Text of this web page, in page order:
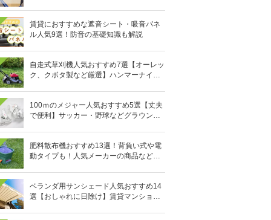
賃貸におすすめな遮音シート・吸音パネ
ル人気9選！防音の基礎知識も解説
自走式草刈機人気おすすめ7選【オーレッ
ク、クボタ製など厳選】ハンマーナイフ
100ｍのメジャー人気おすすめ5選【丈夫
で便利】サッカー・野球などグラウンド
肥料散布機おすすめ13選！背負い式や電
動タイプも！人気メーカーの商品など厳
ベランダ用サンシェード人気おすすめ14
選【おしゃれに日除け】賃貸マンション